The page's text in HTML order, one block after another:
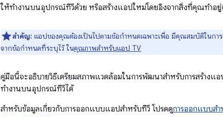
ให้ทำงานบนอุปกรณ์ทีวีด้วย หรือสร้างแอปใหม่โดยอิงจากสิ่งที่คุณทำอยู่
สำคัญ: แอปของคุณต้องเป็นไปตามข้อกำหนดเฉพาะเพื่อ มีคุณสมบัติในก
จากข้อกำหนดที่ระบุไว้ ในคุณภาพสำหรับแอป TV
คู่มือนี้จะอธิบายวิธีเตรียมสภาพแวดล้อมในการพัฒนาสำหรับการสร้าง
ทำงานบนอุปกรณ์ทีวีได้
สำหรับข้อมูลเกี่ยวกับการออกแบบแอปสำหรับทีวี โปรดดูการออกแบบส